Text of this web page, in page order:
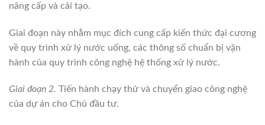
nâng cấp và cải tạo.
Giai đoạn này nhằm mục đích cung cấp kiến thức đại cương
về quy trình xử lý nước uống, các thông số chuẩn bị vận
hành của quy trình công nghệ hệ thống xử lý nước.
Giai đoạn 2. Tiến hành chạy thử và chuyển giao công nghệ
của dự án cho Chủ đầu tư.